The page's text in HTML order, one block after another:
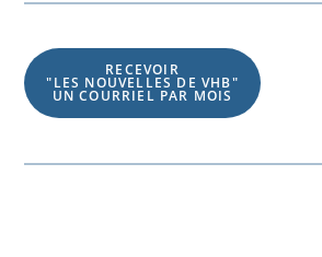
RECEVOIR
"LES NOUVELLES DE VHB"
UN COURRIEL PAR MOIS